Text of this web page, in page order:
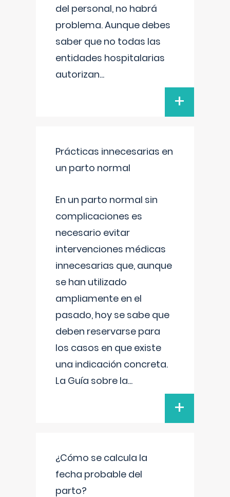
del personal, no habrá
problema. Aunque debes
saber que no todas las
entidades hospitalarias
autorizan...
+
Prácticas innecesarias en
un parto normal
En un parto normal sin
complicaciones es
necesario evitar
intervenciones médicas
innecesarias que, aunque
se han utilizado
ampliamente en el
pasado, hoy se sabe que
deben reservarse para
los casos en que existe
una indicación concreta.
La Guía sobre la...
+
¿Cómo se calcula la
fecha probable del
parto?